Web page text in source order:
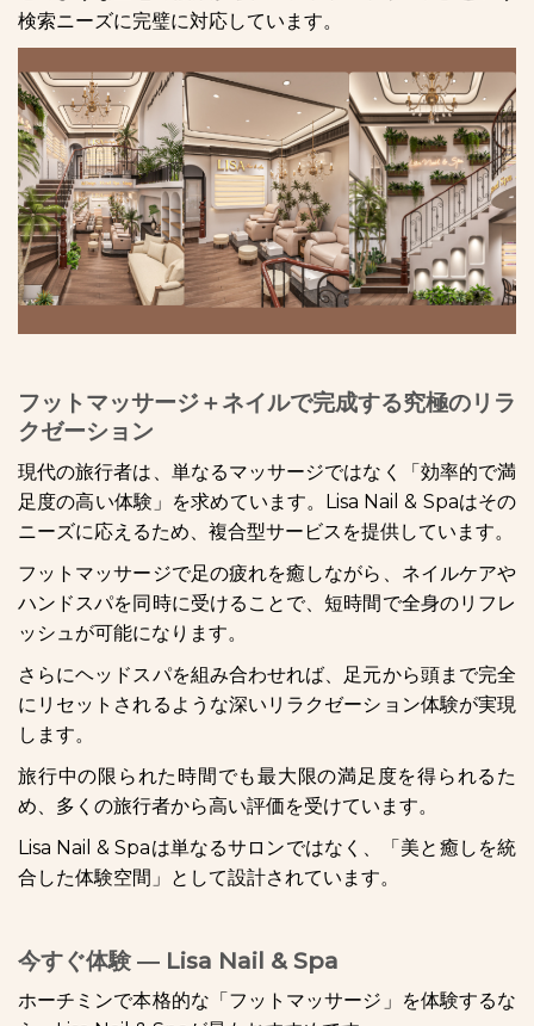
検索ニーズに完璧に対応しています。
フットマッサージ＋ネイルで完成する究極のリラ
クゼーション
現代の旅行者は、単なるマッサージではなく「効率的で満
足度の高い体験」を求めています。Lisa Nail & Spaはその
ニーズに応えるため、複合型サービスを提供しています。
フットマッサージで足の疲れを癒しながら、ネイルケアや
ハンドスパを同時に受けることで、短時間で全身のリフレ
ッシュが可能になります。
さらにヘッドスパを組み合わせれば、足元から頭まで完全
にリセットされるような深いリラクゼーション体験が実現
します。
旅行中の限られた時間でも最大限の満足度を得られるた
め、多くの旅行者から高い評価を受けています。
Lisa Nail & Spaは単なるサロンではなく、「美と癒しを統
合した体験空間」として設計されています。
今すぐ体験 ― Lisa Nail & Spa
ホーチミンで本格的な「フットマッサージ」を体験するな